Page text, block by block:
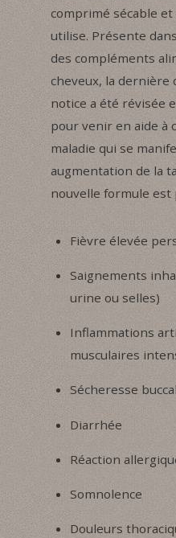
comprimé sécable
utilise. Présente
des compléments
cheveux, la dernière
notice a été révisée
pour venir en aide à
maladie qui se
augmentation de la
nouvelle formule est
Fièvre élevée
Saignements
urine ou selles)
Inflammations
musculaires
Sécheresse
Diarrhée
Réaction
Somnolence
Douleurs